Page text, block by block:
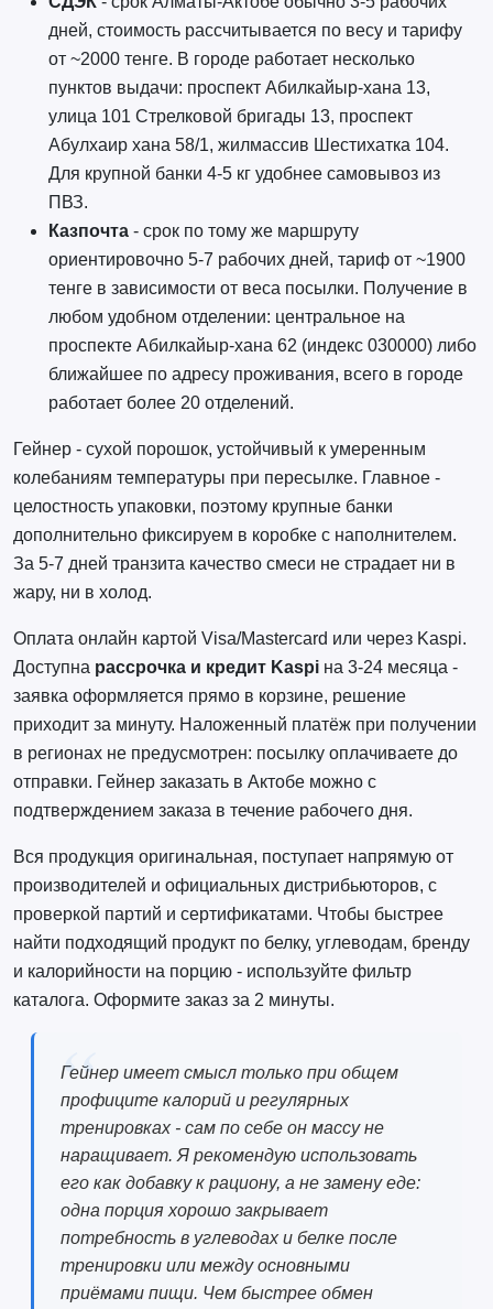
дней, стоимость рассчитывается по весу и тарифу
от ~2000 тенге. В городе работает несколько
пунктов выдачи: проспект Абилкайыр-хана 13,
улица 101 Стрелковой бригады 13, проспект
Абулхаир хана 58/1, жилмассив Шестихатка 104.
Для крупной банки 4-5 кг удобнее самовывоз из
ПВЗ.
Казпочта- срок по тому же маршруту
ориентировочно 5-7 рабочих дней, тариф от ~1900
тенге в зависимости от веса посылки. Получение в
любом удобном отделении: центральное на
проспекте Абилкайыр-хана 62 (индекс 030000) либо
ближайшее по адресу проживания, всего в городе
работает более 20 отделений.
Гейнер - сухой порошок, устойчивый к умеренным
колебаниям температуры при пересылке. Главное -
целостность упаковки, поэтому крупные банки
дополнительно фиксируем в коробке с наполнителем.
За 5-7 дней транзита качество смеси не страдает ни в
жару, ни в холод.
Оплата онлайн картой Visa/Mastercard или через Kaspi.
Доступна рассрочка и кредит Kaspiна 3-24 месяца -
заявка оформляется прямо в корзине, решение
приходит за минуту. Наложенный платёж при получении
в регионах не предусмотрен: посылку оплачиваете до
отправки. Гейнер заказать в Актобе можно с
подтверждением заказа в течение рабочего дня.
Вся продукция оригинальная, поступает напрямую от
производителей и официальных дистрибьюторов, с
проверкой партий и сертификатами. Чтобы быстрее
найти подходящий продукт по белку, углеводам, бренду
и калорийности на порцию - используйте фильтр
каталога. Оформите заказ за 2 минуты.
Гейнер имеет смысл только при общем
профиците калорий и регулярных
тренировках - сам по себе он массу не
наращивает. Я рекомендую использовать
его как добавку к рациону, а не замену еде:
одна порция хорошо закрывает
потребность в углеводах и белке после
тренировки или между основными
приёмами пищи. Чем быстрее обмен